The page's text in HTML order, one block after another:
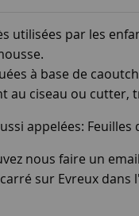
utilisées par les
à base de
au ciseau ou
appelées:
nous faire un
sur Evreux dans